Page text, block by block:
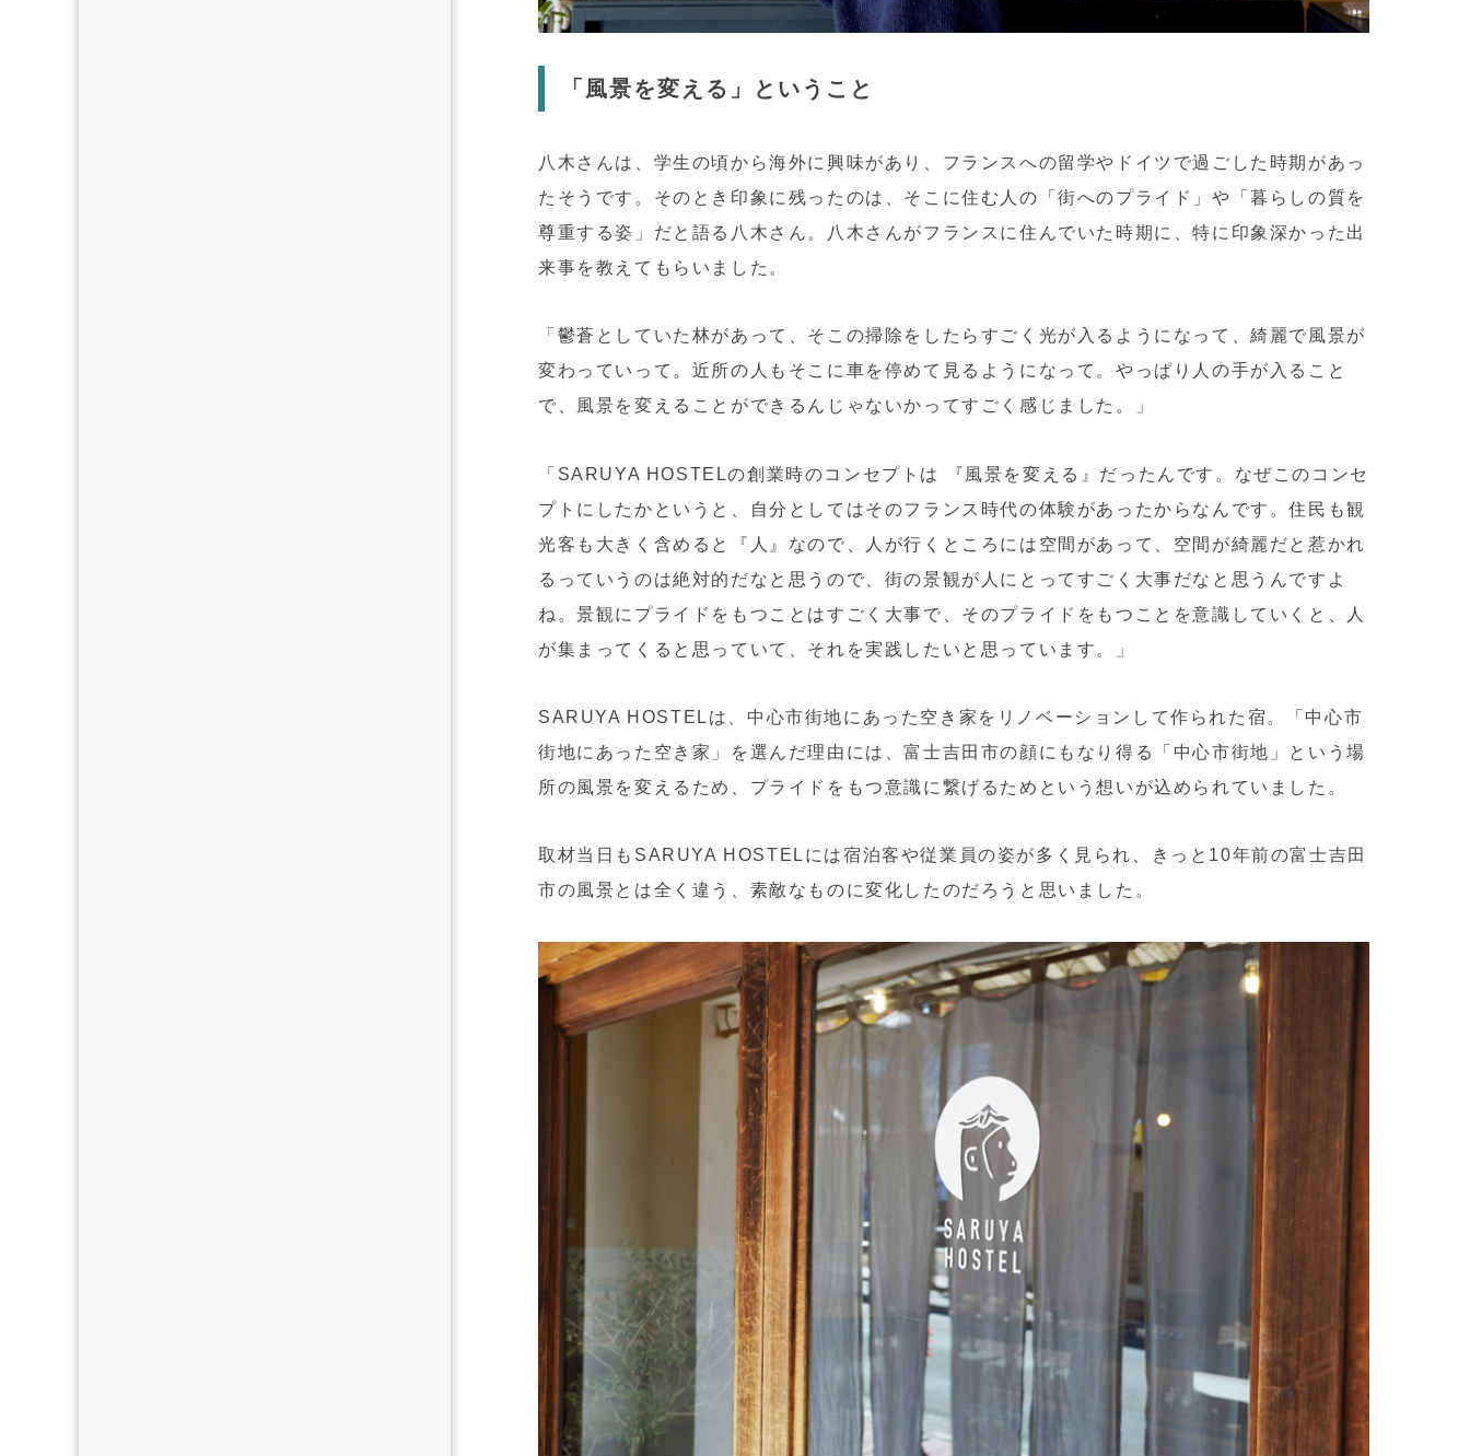
「風景を変える」ということ
八木さんは、学生の頃から海外に興味があり、フランスへの留学やドイツで過ごした時期があっ
たそうです。そのとき印象に残ったのは、そこに住む人の「街へのプライド」や「暮らしの質を
尊重する姿」だと語る八木さん。
八木さんがフランスに住んでいた時期に、特に印象深かった出
来事を教えてもらいました。
「鬱蒼としていた林があって、そこの掃除をしたらすごく光が入るようになって、綺麗で風景が
変わっていって。近所の人もそこに車を停めて見るようになって。やっぱり人の手が入ること
で、風景を変えることができるんじゃないかってすごく感じました。」
「SARUYA HOSTELの創業時のコンセプトは 『風景を変える』だったんです。なぜこのコンセ
プトにしたかというと、自分としてはそのフランス時代の体験があったからなんです。住民も観
光客も大きく含めると『人』なので、人が行くところには空間があって、空間が綺麗だと惹かれ
るっていうのは絶対的だなと思うので、街の景観が人にとってすごく大事だなと思うんですよ
ね。景観にプライドをもつことはすごく大事で、そのプライドをもつことを意識していくと、人
が集まってくると思っていて、それを実践したいと思っています。」
SARUYA HOSTELは、中心市街地にあった空き家をリノベーションして作られた宿。「中心市
街地にあった空き家」を選んだ理由には、富士吉田市の顔にもなり得る「中心市街地」という場
所の風景を変えるため、プライドをもつ意識に繋げるためという想いが込められていました。
取材当日もSARUYA HOSTELには宿泊客や従業員の姿が多く見られ、きっと10年前の富士吉田
市の風景とは全く違う、素敵なものに変化したのだろうと思いました。